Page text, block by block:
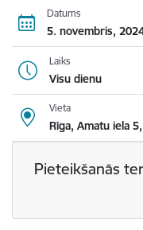
Datums
5. novembris,
Laiks
Visu dienu
Vieta
Rīga, Amatu iela
Pieteikšanās